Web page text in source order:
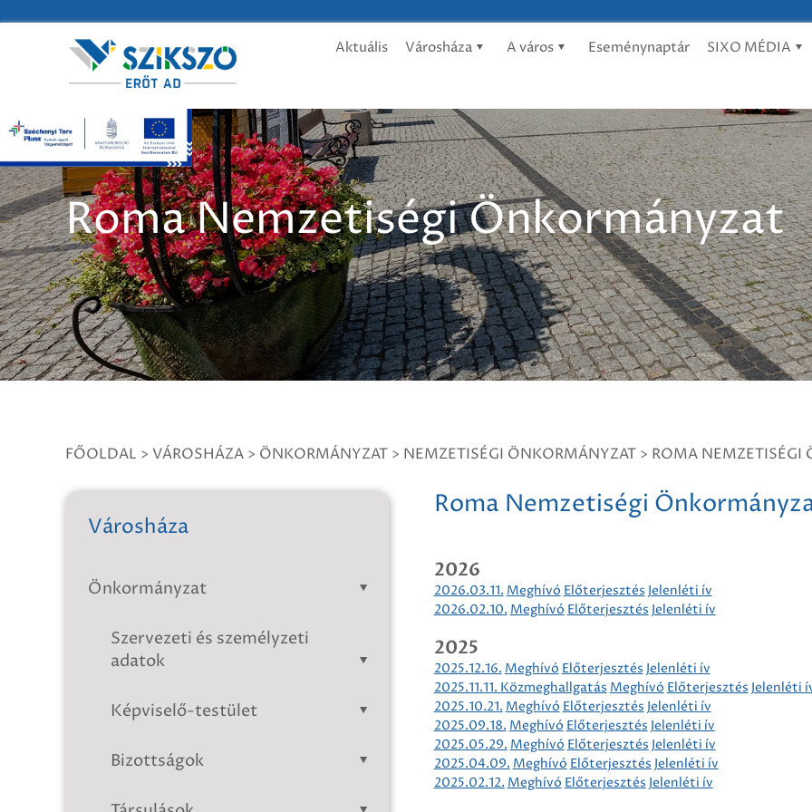
Aktuális Városháza A város Eseménynaptár SIXO MÉDIA
Roma Nemzetiségi Önkormányzat
FŐOLDAL > VÁROSHÁZA > ÖNKORMÁNYZAT > NEMZETISÉGI ÖNKORMÁNYZAT > ROMA NEMZETISÉGI
Városháza
Önkormányzat
Szervezeti és személyzeti
adatok
Képviselő-testület
Bizottságok
Roma Nemzetiségi
2026
2026.03.11. Meghívó Előterjesztés Jelenléti ív
2026.02.10. Meghívó Előterjesztés Jelenléti ív
2025
2025.12.16. Meghívó Előterjesztés Jelenléti ív
2025.11.11. Közmeghallgatás Meghívó Előterjesztés Jelenléti
2025.10.21. Meghívó Előterjesztés Jelenléti ív
2025.09.18. Meghívó Előterjesztés Jelenléti ív
2025.05.29. Meghívó Előterjesztés Jelenléti ív
2025.04.09. Meghívó Előterjesztés Jelenléti ív
2025.02.12. Meghívó Előterjesztés Jelenléti ív